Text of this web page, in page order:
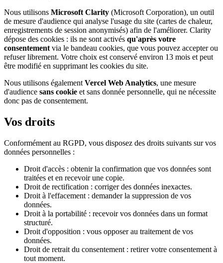
Nous utilisons Microsoft Clarity (Microsoft Corporation), un outil
de mesure d'audience qui analyse l'usage du site (cartes de chaleur,
enregistrements de session anonymisés) afin de l'améliorer. Clarity
dépose des cookies : ils ne sont activés qu'après votre
consentement via le bandeau cookies, que vous pouvez accepter ou
refuser librement. Votre choix est conservé environ 13 mois et peut
être modifié en supprimant les cookies du site.
Nous utilisons également Vercel Web Analytics, une mesure
d'audience sans cookie et sans donnée personnelle, qui ne nécessite
donc pas de consentement.
Vos droits
Conformément au RGPD, vous disposez des droits suivants sur vos
données personnelles :
Droit d'accès : obtenir la confirmation que vos données sont
traitées et en recevoir une copie.
Droit de rectification : corriger des données inexactes.
Droit à l'effacement : demander la suppression de vos
données.
Droit à la portabilité : recevoir vos données dans un format
structuré.
Droit d'opposition : vous opposer au traitement de vos
données.
Droit de retrait du consentement : retirer votre consentement à
tout moment.